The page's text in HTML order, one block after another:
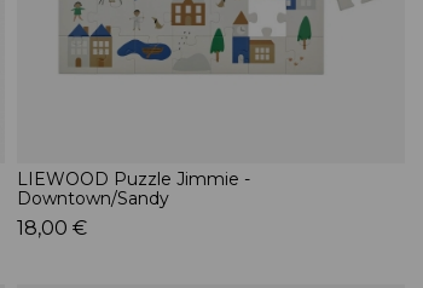
LIEWOOD Puzzle Jimmie -
Downtown/Sandy
18,00 €